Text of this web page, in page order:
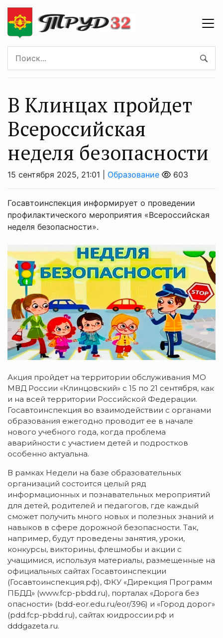
В Клинцах пройдет
Всероссийская
неделя безопасности
15 сентября 2025, 21:01 | Образование 603
Госавтоинспекция информирует о проведении
профилактического мероприятия «Всероссийская
неделя безопасности».
Акция пройдет на территории обслуживания МО
МВД России «Клинцовский» с 15 по 21 сентября, как
и на всей территории Российской Федерации.
Госавтоинспекция во взаимодействии с органами
образования ежегодно проводит ее в начале
нового учебного года, когда проблема
аварийности с участием детей и подростков
особенно актуальна.
В рамках Недели на базе образовательных
организаций состоится целый ряд
информационных и познавательных мероприятий
для детей, родителей и педагогов, где каждый
сможет получить много новых и полезных знаний и
навыков в сфере дорожной безопасности. Так,
например, будут проведены занятия, уроки,
конкурсы, викторины, флешмобы и акции с
учащимися, используя материалы, размещенные на
официальных сайтах Госавтоинспекции
(Госавтоинспекция.рф), ФКУ «Дирекция Программ
ПБДД» (www.fcp-pbdd.ru), порталах «Дорога без
опасности» (bdd-eor.edu.ru/eor/396) и «Город дорог»
(pdd.fcp-pbdd.ru), сайтах юидроссии.рф и
dddgazeta.ru.